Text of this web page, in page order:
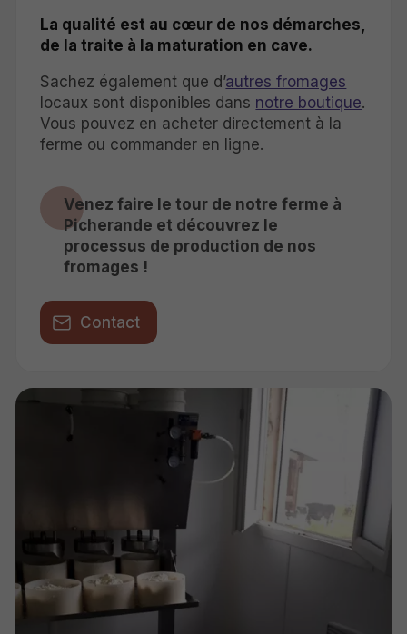
La qualité est au cœur de nos démarches,
de la traite à la maturation en cave.
Sachez également que d’autres fromages
locaux sont disponibles dans notre boutique.
Vous pouvez en acheter directement à la
ferme ou commander en ligne.
Venez faire le tour de notre ferme à
Picherande et découvrez le
processus de production de nos
fromages !
Contact